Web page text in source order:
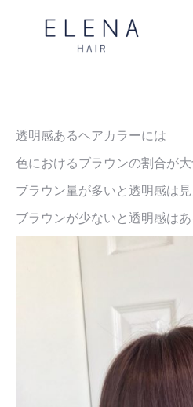
透明感あるヘアカラーには
色におけるブラウンの割合が
ブラウン量が多いと透明感は
ブラウンが少ないと透明感は